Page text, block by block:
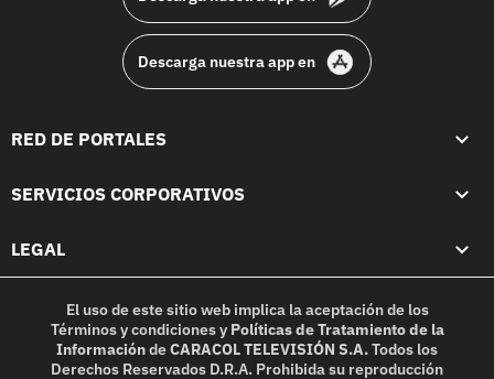
Descarga nuestra app en
RED DE PORTALES
SERVICIOS CORPORATIVOS
LEGAL
El uso de este sitio web implica la aceptación de los
Términos y condicionesy Políticas de Tratamiento de la
InformacióndeCARACOL TELEVISIÓN S.A.Todos los
Derechos Reservados D.R.A. Prohibida su reproducción